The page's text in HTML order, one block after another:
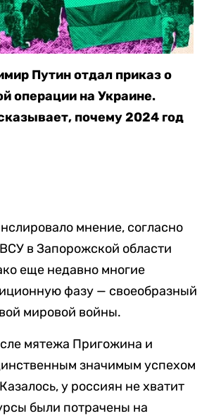
Путин отдал приказ о
операции на Украине.
почему 2024 год
мнение, согласно
в Запорожской области
еще недавно многие
фазу — своеобразный
мировой войны.
мятежа Пригожина и
значимым успехом
у россиян не хватит
были потрачены на